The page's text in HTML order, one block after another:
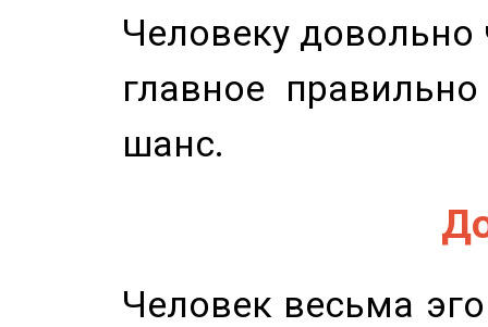
Человеку довольно
главное
шанс.
Человек весьма